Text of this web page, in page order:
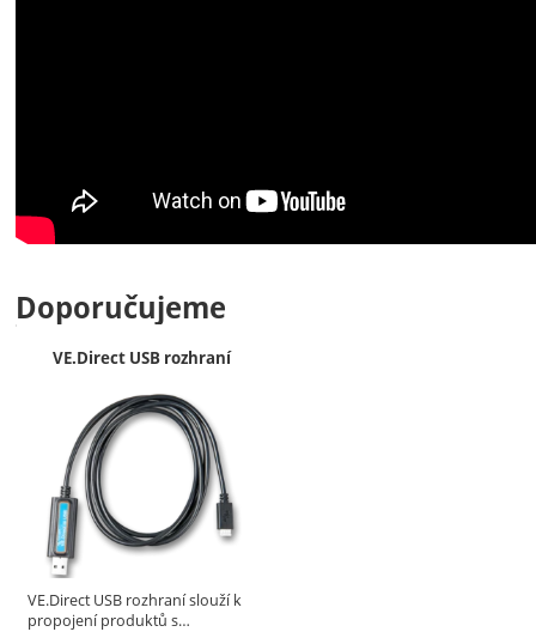
Doporučujeme
VE.Direct USB rozhraní
VE.Direct USB rozhraní slouží k
propojení produktů s…